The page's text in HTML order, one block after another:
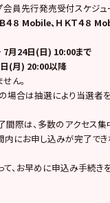
会員先行発売受付スケジュ
４８ Mobile、ＨＫＴ４８
7月24日(日) 10:00まで
日(月) 20:00以降
ん。
場合は抽選により当選者
際は、多数のアクセス集
内にお申し込みが完了で
て、お早めに申込み手続き